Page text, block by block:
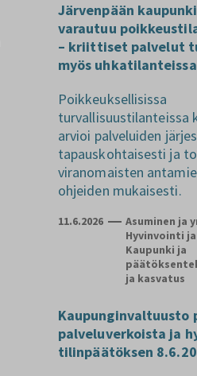
Järvenpään kaupunki
varautuu
– kriittiset palvelut
myös uhkatilanteissa
Poikkeuksellisissa
turvallisuustilanteissa
arvioi palveluiden
tapauskohtaisesti ja
viranomaisten
ohjeiden mukaisesti.
11.6.2026
Asuminen ja
Hyvinvointi
Kaupunki ja
ja kasvatus
Kaupunginvaltuusto
palveluverkoista ja
tilinpäätöksen